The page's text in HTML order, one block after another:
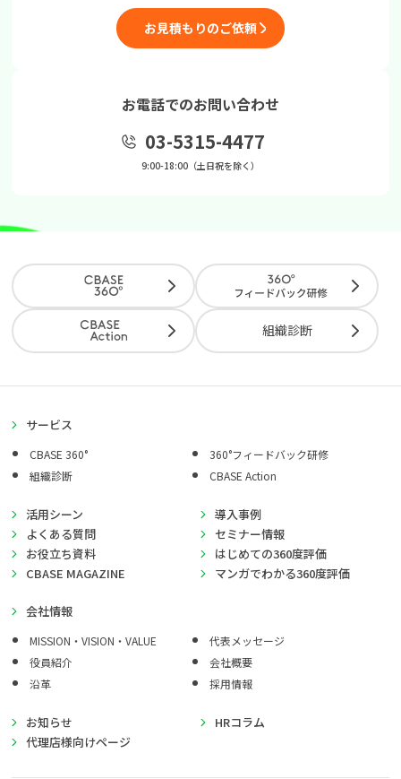
お見積もりのご依頼
お電話でのお問い合わせ
03-5315-4477
9:00-18:00（土日祝を除く）
組織診断
サービス
CBASE 360°
360°フィードバック研修
組織診断
CBASE Action
活用シーン
導入事例
よくある質問
セミナー情報
お役立ち資料
はじめての360度評価
CBASE MAGAZINE
マンガでわかる360度評価
会社情報
MISSION・VISION・VALUE
代表メッセージ
役員紹介
会社概要
沿革
採用情報
お知らせ
HRコラム
代理店様向けページ